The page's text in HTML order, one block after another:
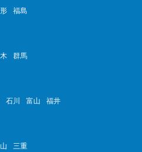
福島
群馬
石川 富山 福井
三重